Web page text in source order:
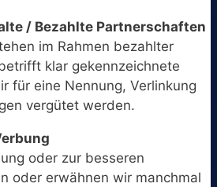
/ Bezahlte Partnerschaften
im Rahmen bezahlter
klar gekennzeichnete
für eine Nennung, Verlinkung
vergütet werden.
oder zur besseren
oder erwähnen wir manchmal